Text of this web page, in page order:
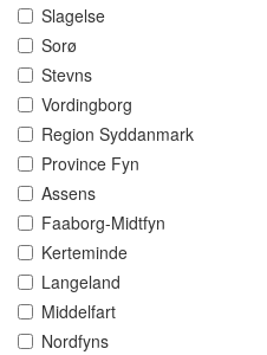
Slagelse
Sorø
Stevns
Vordingborg
Region Syddanmark
Province Fyn
Assens
Faaborg-Midtfyn
Kerteminde
Langeland
Middelfart
Nordfyns